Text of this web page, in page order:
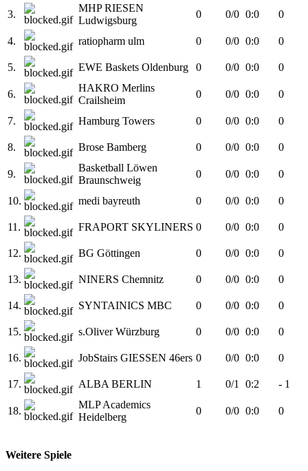
3.
MHP RIESEN
Ludwigsburg
0 0/0 0:0 0
4. ratiopharm ulm 0 0/0 0:0 0
5. EWE Baskets Oldenburg 0 0/0 0:0 0
6.
HAKRO Merlins
Crailsheim
0 0/0 0:0 0
7. Hamburg Towers 0 0/0 0:0 0
8. Brose Bamberg 0 0/0 0:0 0
9.
Basketball Löwen
Braunschweig
0 0/0 0:0 0
10. medi bayreuth 0 0/0 0:0 0
11. FRAPORT SKYLINERS 0 0/0 0:0 0
12. BG Göttingen 0 0/0 0:0 0
13. NINERS Chemnitz 0 0/0 0:0 0
14. SYNTAINICS MBC 0 0/0 0:0 0
15. s.Oliver Würzburg 0 0/0 0:0 0
16. JobStairs GIESSEN 46ers 0 0/0 0:0 0
17. ALBA BERLIN 1 0/1 0:2 - 1
18.
MLP Academics
Heidelberg
0 0/0 0:0 0
Weitere Spiele